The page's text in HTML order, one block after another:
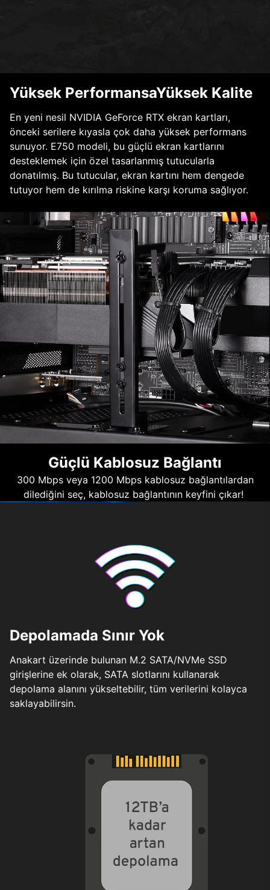
Yüksek PerformansaYüksek Kalite
En yeni nesil NVIDIA GeForce RTX ekran kartları,
önceki serilere kıyasla çok daha yüksek performans
sunuyor. E750 modeli, bu güçlü ekran kartlarını
desteklemek için özel tasarlanmış tutucularla
donatılmış. Bu tutucular, ekran kartını hem dengede
tutuyor hem de kırılma riskine karşı koruma sağlıyor.
Güçlü Kablosuz Bağlantı
300 Mbps veya 1200 Mbps kablosuz bağlantılardan
dilediğini seç, kablosuz bağlantının keyfini çıkar!
Depolamada Sınır Yok
Anakart üzerinde bulunan M.2 SATA/NVMe SSD
girişlerine ek olarak, SATA slotlarını kullanarak
depolama alanını yükseltebilir, tüm verilerini kolayca
saklayabilirsin.